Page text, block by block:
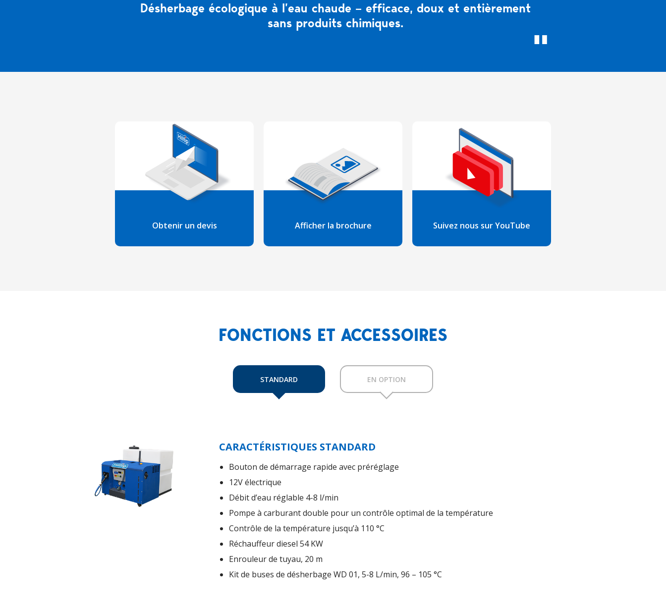
Désherbage écologique à l’eau chaude – efficace, doux et entièrement
sans produits chimiques.
Suivez nous sur YouTube
Afficher la brochure
Obtenir un devis
FONCTIONS ET ACCESSOIRES
STANDARD EN OPTION
CARACTÉRISTIQUES STANDARD
Bouton de démarrage rapide avec préréglage
12V électrique
Débit d’eau réglable 4-8 l/min
Pompe à carburant double pour un contrôle optimal de la température
Contrôle de la température jusqu’à 110 °C
Réchauffeur diesel 54 KW
Enrouleur de tuyau, 20 m
Kit de buses de désherbage WD 01, 5-8 L/min, 96 – 105 °C